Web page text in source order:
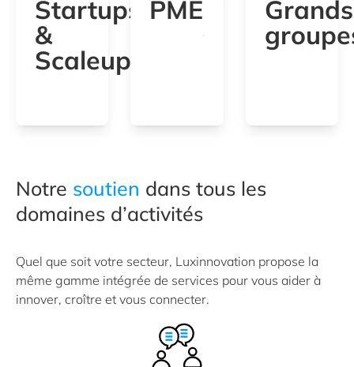
Startups
&
Scaleups
PME
Grands
Notre soutien dans tous les
domaines d’activités
Quel que soit votre secteur, Luxinnovation propose la
même gamme intégrée de services pour vous aider à
innover, croître et vous connecter.